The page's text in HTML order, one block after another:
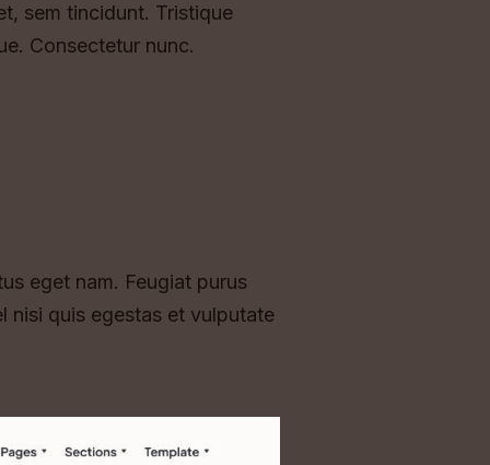
sem tincidunt. Tristique
Consectetur nunc.
eget nam. Feugiat purus
nisi quis egestas et vulputate